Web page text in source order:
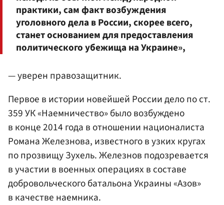
практики, сам факт возбуждения
уголовного дела в России, скорее всего,
станет основанием для предоставления
политического убежища на Украине»,
— уверен правозащитник.
Первое в истории новейшей России дело по ст.
359 УК «Наемничество» было возбуждено
в конце 2014 года в отношении националиста
Романа Железнова, известного в узких кругах
по прозвищу Зухель. Железнов подозревается
в участии в военных операциях в составе
добровольческого батальона Украины «Азов»
в качестве наемника.